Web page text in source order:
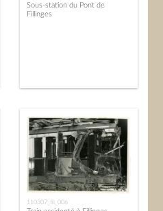
Sous-station du Pont de
Fillinges
110307_fil_006